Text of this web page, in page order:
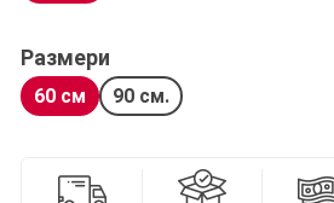
Размери
60 см 90 см.